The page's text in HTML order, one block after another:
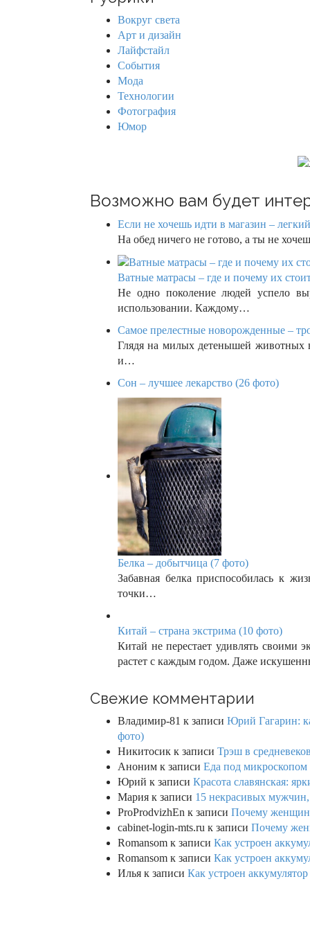
a
o
Вокруг света
Арт и дизайн
Лайфстайл
События
Мода
Технологии
Фотография
Юмор
Возможно вам будет
Если не хочешь идти в магазин –
На обед ничего не готово, а ты не
Ватные матрасы – где и почему их
Не одно поколение людей успело
использовании. Каждому…
Самое прелестные новорожденные –
Глядя на милых детенышей животных
и…
Сон – лучшее лекарство (26 фото)
Белка – добытчица (7 фото)
Забавная белка приспособилась к
точки…
Китай – страна экстрима (10 фото)
Китай не перестает удивлять своими
растет с каждым годом. Даже
Свежие комментарии
Владимир-81 к записи Юрий Гагарин:
фото)
Никитосик к записи Трэш в
Аноним к записи Еда под микроскопом
Юрий к записи Красота славянская:
Мария к записи 15 некрасивых
ProProdvizhEn к записи Почему
cabinet-login-mts.ru к записи Почему
Romansom к записи Как устроен
Romansom к записи Как устроен
Илья к записи Как устроен